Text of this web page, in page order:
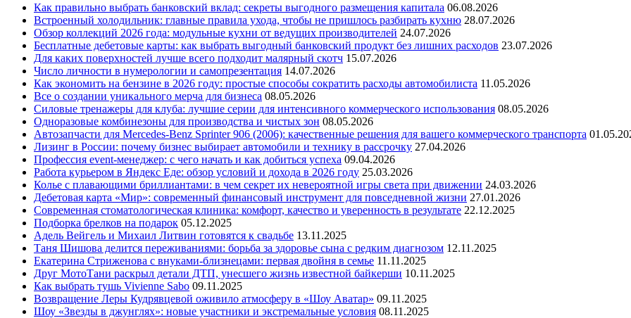
Как правильно выбрать банковский вклад: секреты выгодного размещения капитала 06.08.2026
Встроенный холодильник: главные правила ухода, чтобы не пришлось разбирать кухню 28.07.2026
Обзор коллекций 2026 года: модульные кухни от ведущих производителей 24.07.2026
Бесплатные дебетовые карты: как выбрать выгодный банковский продукт без лишних расходов 23.07.2026
Для каких поверхностей лучше всего подходит малярный скотч 15.07.2026
Число личности в нумерологии и самопрезентация 14.07.2026
Как экономить на бензине в 2026 году: простые способы сократить расходы автомобилиста 11.05.2026
Все о создании уникального мерча для бизнеса 08.05.2026
Силовые тренажеры для клуба: лучшие серии для интенсивного коммерческого использования 08.05.2026
Одноразовые комбинезоны для производства и чистых зон 08.05.2026
Автозапчасти для Mercedes-Benz Sprinter 906 (2006): качественные решения для вашего коммерческого транспорта
Лизинг в России: почему бизнес выбирает автомобили и технику в рассрочку 27.04.2026
Профессия event-менеджер: с чего начать и как добиться успеха 09.04.2026
Работа курьером в Яндекс Еде: обзор условий и дохода в 2026 году 25.03.2026
Колье с плавающими бриллиантами: в чем секрет их невероятной игры света при движении 24.03.2026
Дебетовая карта «Мир»: современный финансовый инструмент для повседневной жизни 27.01.2026
Современная стоматологическая клиника: комфорт, качество и уверенность в результате 22.12.2025
Подборка брелков на подарок 05.12.2025
Адель Вейгель и Михаил Литвин готовятся к свадьбе 13.11.2025
Таня Шишова делится переживаниями: борьба за здоровье сына с редким диагнозом 12.11.2025
Екатерина Стриженова с внуками-близнецами: первая двойня в семье 11.11.2025
Друг МотоТани раскрыл детали ДТП, унесшего жизнь известной байкерши 10.11.2025
Как выбрать тушь Vivienne Sabo 09.11.2025
Возвращение Леры Кудрявцевой оживило атмосферу в «Шоу Аватар» 09.11.2025
Шоу «Звезды в джунглях»: новые участники и экстремальные условия 08.11.2025